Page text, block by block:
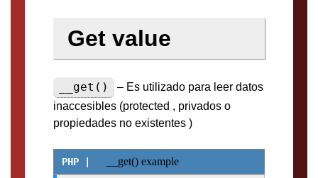
Get value
__get()
– Es utilizado para leer datos
inaccesibles (protected , privados o
propiedades no existentes )
__get() example